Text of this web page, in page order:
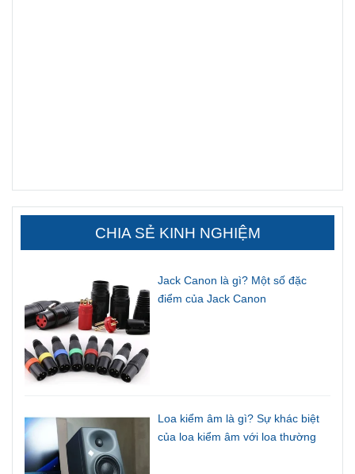
CHIA SẺ KINH NGHIỆM
Jack Canon là gì? Một số đặc
điểm của Jack Canon
Loa kiểm âm là gì? Sự khác biệt
của loa kiểm âm với loa thường